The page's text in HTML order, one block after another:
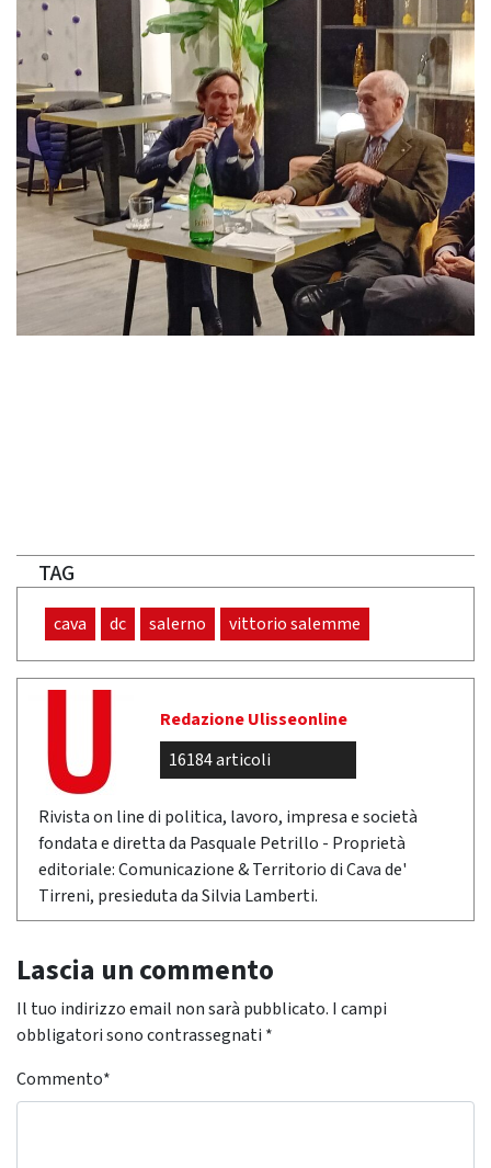
TAG
cava dc salerno vittorio salemme
Redazione Ulisseonline
16184 articoli
Rivista on line di politica, lavoro, impresa e società
fondata e diretta da Pasquale Petrillo - Proprietà
editoriale: Comunicazione & Territorio di Cava de'
Tirreni, presieduta da Silvia Lamberti.
Lascia un commento
Il tuo indirizzo email non sarà pubblicato. I campi
obbligatori sono contrassegnati *
Commento*